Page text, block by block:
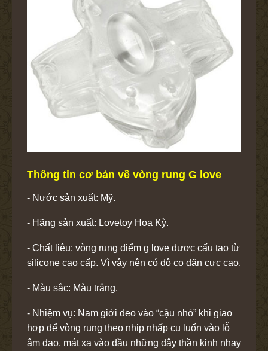
Thông tin cơ bản về vòng rung G love
- Nước sản xuất: Mỹ.
- Hãng sản xuất: Lovetoy Hoa Kỳ.
- Chất liệu: vòng rung điểm g love được cấu tạo từ
silicone cao cấp. Vì vậy nên có độ co dãn cực cao.
- Màu sắc: Màu trắng.
- Nhiệm vụ: Nam giới đeo vào “cậu nhỏ” khi giao
hợp để vòng rung theo nhịp nhấp cu luốn vào lỗ
âm đạo, mát xa vào đầu những dây thần kinh nhạy